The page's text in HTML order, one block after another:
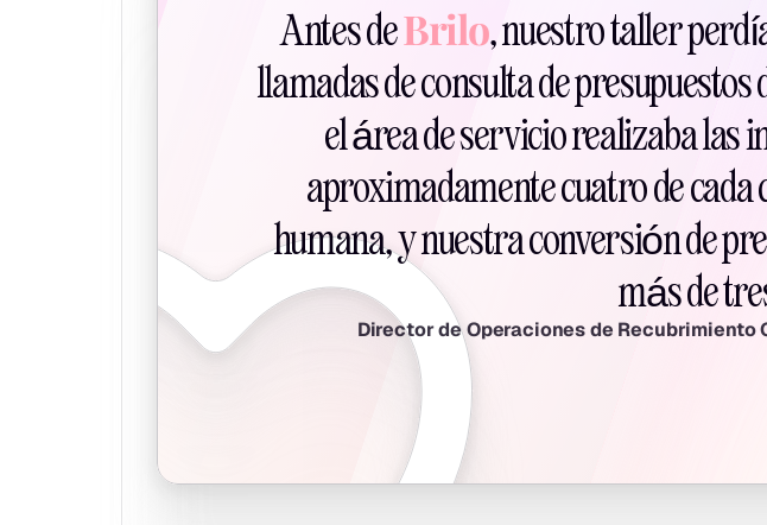
Antes de Brilo, nuestro taller
llamadas de consulta de
el área de servicio realizaba las
aproximadamente cuatro de cada
humana, y nuestra conversión de
más de
Director de Operaciones de Recubrimiento